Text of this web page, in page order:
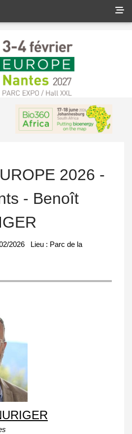
2026 -
- Benoît
2026 Lieu : Parc de la